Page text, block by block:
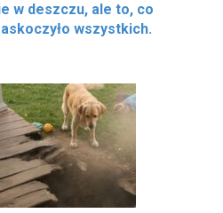
w deszczu, ale to, co
wszystkich.